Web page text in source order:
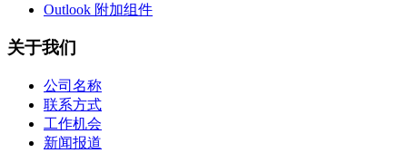
Outlook 附加组件
关于我们
公司名称
联系方式
工作机会
新闻报道